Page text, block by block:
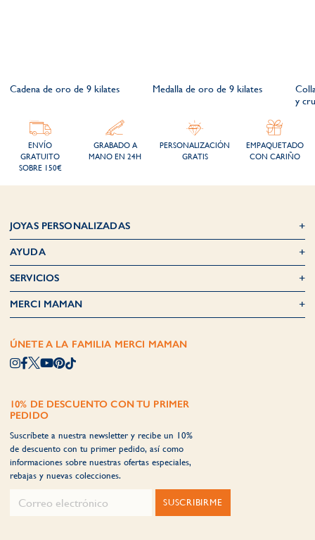
Cadena de oro de 9 kilates Medalla de oro de 9 kilates
y
ENVÍO
GRATUITO
SOBRE 150€
GRABADO A
MANO EN 24H
PERSONALIZACIÓN
GRATIS
EMPAQUETADO
CON CARIÑO
JOYAS PERSONALIZADAS
AYUDA
SERVICIOS
MERCI MAMAN
ÚNETE A LA FAMILIA MERCI MAMAN
10% DE DESCUENTO CON TU PRIMER
PEDIDO
Suscríbete a nuestra newsletter y recibe un 10%
de descuento con tu primer pedido, así como
informaciones sobre nuestras ofertas especiales,
rebajas y nuevas colecciones.
SUSCRIBIRME